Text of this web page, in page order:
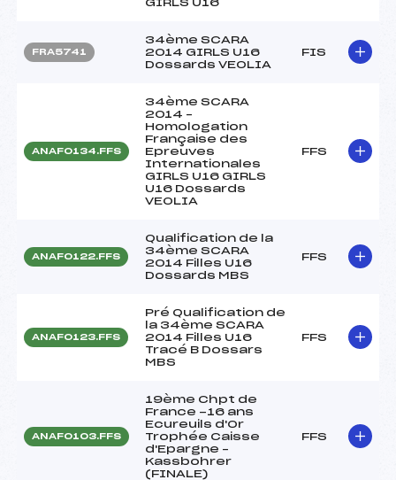
GIRLS U16
FRA5741
34ème SCARA
2014 GIRLS U16
Dossards VEOLIA
FIS
ANAF0134.FFS
34ème SCARA
2014 –
Homologation
Française des
Epreuves
Internationales
GIRLS U16 GIRLS
U16 Dossards
VEOLIA
FFS
ANAF0122.FFS
Qualification de la
34ème SCARA
2014 Filles U16
Dossards MBS
FFS
ANAF0123.FFS
Pré Qualification de
la 34ème SCARA
2014 Filles U16
Tracé B Dossars
MBS
FFS
ANAF0103.FFS
19ème Chpt de
France -16 ans
Ecureuils d'Or
Trophée Caisse
d'Epargne –
Kassbohrer
(FINALE)
FFS